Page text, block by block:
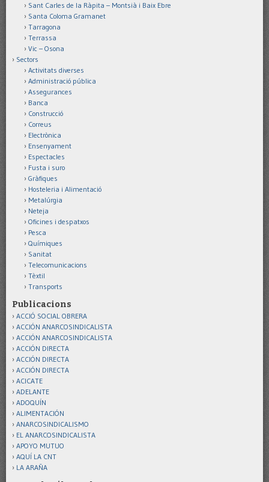
Sant Carles de la Ràpita – Montsià i Baix Ebre
Santa Coloma Gramanet
Tarragona
Terrassa
Vic – Osona
Sectors
Activitats diverses
Administració pública
Assegurances
Banca
Construcció
Correus
Electrònica
Ensenyament
Espectacles
Fusta i suro
Gràfiques
Hosteleria i Alimentació
Metalúrgia
Neteja
Oficines i despatxos
Pesca
Químiques
Sanitat
Telecomunicacions
Tèxtil
Transports
Publicacions
ACCIÓ SOCIAL OBRERA
ACCIÓN ANARCOSINDICALISTA
ACCIÓN ANARCOSINDICALISTA
ACCIÓN DIRECTA
ACCIÓN DIRECTA
ACCIÓN DIRECTA
ACICATE
ADELANTE
ADOQUÍN
ALIMENTACIÓN
ANARCOSINDICALISMO
EL ANARCOSINDICALISTA
APOYO MUTUO
AQUÍ LA CNT
LA ARAÑA